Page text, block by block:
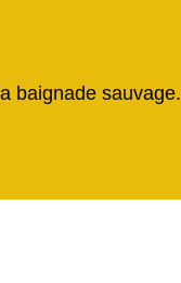
baignade sauvage.